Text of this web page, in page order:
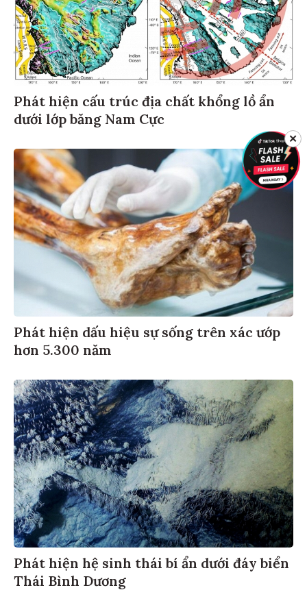
Phát hiện cấu trúc địa chất khổng lồ ẩn
dưới lớp băng Nam Cực
Phát hiện dấu hiệu sự sống trên xác ướp
hơn 5.300 năm
Phát hiện hệ sinh thái bí ẩn dưới đáy biển
Thái Bình Dương
✕